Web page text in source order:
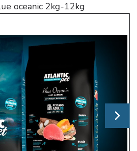
oceanic 2kg-12kg